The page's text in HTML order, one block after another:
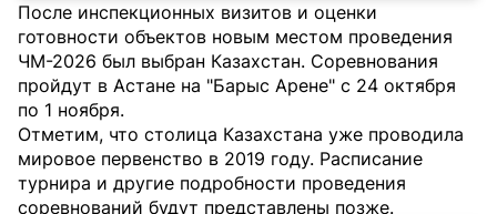
После инспекционных визитов и оценки
готовности объектов новым местом проведения
ЧМ-2026 был выбран Казахстан. Соревнования
пройдут в Астане на "Барыс Арене" с 24 октября
по 1 ноября.
Отметим, что столица Казахстана уже проводила
мировое первенство в 2019 году. Расписание
турнира и другие подробности проведения
соревнований будут представлены позже.